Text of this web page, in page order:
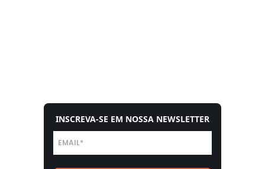
INSCREVA-SE EM NOSSA NEWSLETTER